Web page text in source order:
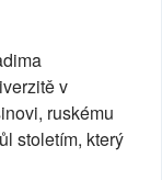
v
ruskému
stoletím, který